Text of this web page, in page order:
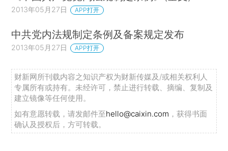
2013年05月27日 APP打开
中共党内法规制定条例及备案规定发布
2013年05月27日 APP打开
财新网所刊载内容之知识产权为财新传媒及/或相关权利人
专属所有或持有。未经许可，禁止进行转载、摘编、复制及
建立镜像等任何使用。
如有意愿转载，请发邮件至hello@caixin.com ，获得书面
确认及授权后，方可转载。